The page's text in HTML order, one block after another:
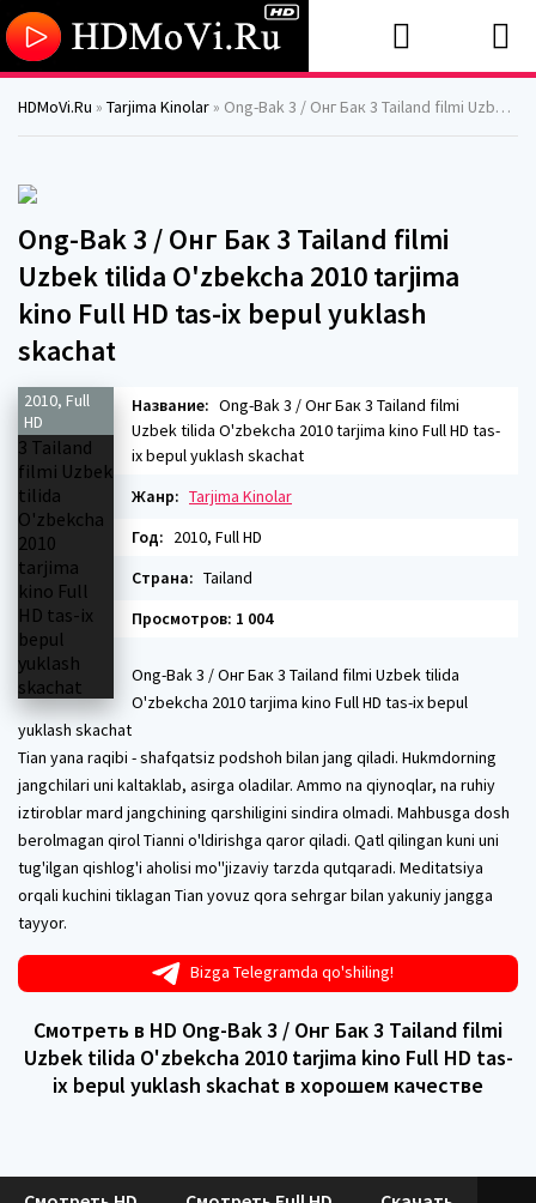
HDMoVi.Ru » Tarjima Kinolar » Ong-Bak 3 / Онг Бак 3 Tailand filmi Uzbek tilida O'zbekcha 2010 tarjima kino Full HD tas-ix bepul yuklash skachat
Ong-Bak 3 / Онг Бак 3 Tailand filmi
Uzbek tilida O'zbekcha 2010 tarjima
kino Full HD tas-ix bepul yuklash
skachat
2010, Full
HD
Название: Ong-Bak 3 / Онг Бак 3 Tailand filmi
Uzbek tilida O'zbekcha 2010 tarjima kino Full HD tas-
ix bepul yuklash skachat
Жанр: Tarjima Kinolar
Год: 2010, Full HD
Страна: Tailand
Просмотров: 1 004
Ong-Bak 3 / Онг Бак 3 Tailand filmi Uzbek tilida
O'zbekcha 2010 tarjima kino Full HD tas-ix bepul
yuklash skachat
Tian yana raqibi - shafqatsiz podshoh bilan jang qiladi. Hukmdorning
jangchilari uni kaltaklab, asirga oladilar. Ammo na qiynoqlar, na ruhiy
iztiroblar mard jangchining qarshiligini sindira olmadi. Mahbusga dosh
berolmagan qirol Tianni o'ldirishga qaror qiladi. Qatl qilingan kuni uni
tug'ilgan qishlog'i aholisi mo''jizaviy tarzda qutqaradi. Meditatsiya
orqali kuchini tiklagan Tian yovuz qora sehrgar bilan yakuniy jangga
tayyor.
Bizga Telegramda qo'shiling!
Смотреть в HD Ong-Bak 3 / Онг Бак 3 Tailand filmi
Uzbek tilida O'zbekcha 2010 tarjima kino Full HD tas-
ix bepul yuklash skachat в хорошем качестве